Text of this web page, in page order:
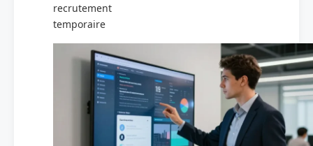
recrutement
temporaire